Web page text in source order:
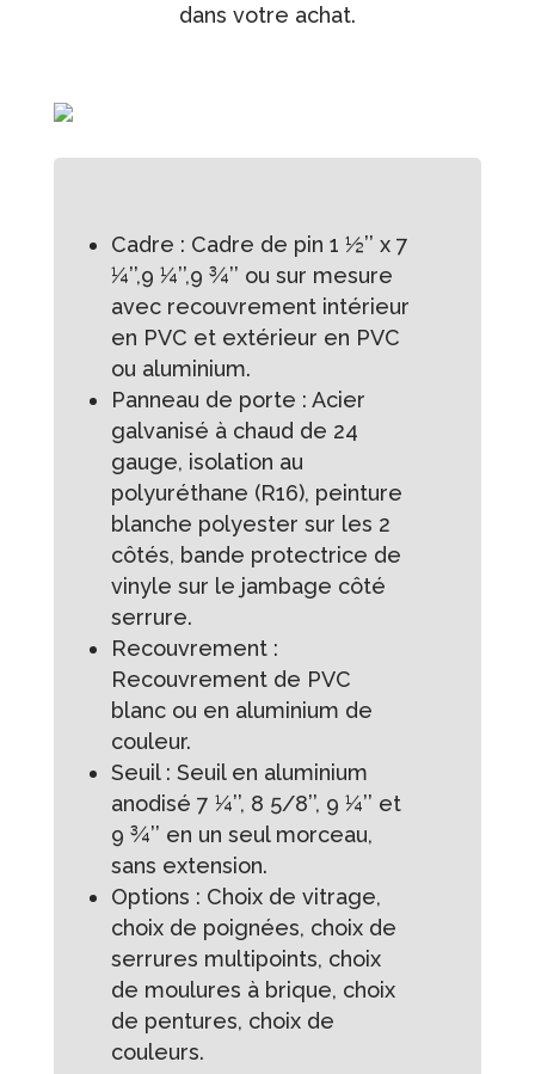
dans votre achat.
Cadre : Cadre de pin 1 ½’’ x 7
¼’’,9 ¼’’,9 ¾’’ ou sur mesure
avec recouvrement intérieur
en PVC et extérieur en PVC
ou aluminium.
Panneau de porte : Acier
galvanisé à chaud de 24
gauge, isolation au
polyuréthane (R16), peinture
blanche polyester sur les 2
côtés, bande protectrice de
vinyle sur le jambage côté
serrure.
Recouvrement :
Recouvrement de PVC
blanc ou en aluminium de
couleur.
Seuil : Seuil en aluminium
anodisé 7 ¼’’, 8 5/8’’, 9 ¼’’ et
9 ¾’’ en un seul morceau,
sans extension.
Options : Choix de vitrage,
choix de poignées, choix de
serrures multipoints, choix
de moulures à brique, choix
de pentures, choix de
couleurs.